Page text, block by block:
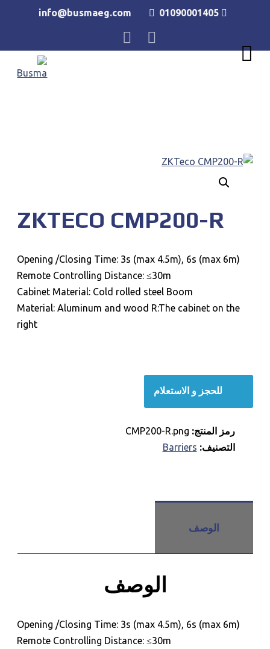
01090001405
ZKTECO CMP200-R
Opening /Closing Time: 3s (max 4.5m), 6s (max 6m)
Remote Controlling Distance: ≤30m
Cabinet Material: Cold rolled steel Boom
Material: Aluminum and wood R:The cabinet on the
right
للحجز و الاستعلام
رمز المنتج: CMP200-R.png
التصنيف: Barriers
الوصف
الوصف
Opening /Closing Time: 3s (max 4.5m), 6s (max 6m)
Remote Controlling Distance: ≤30m